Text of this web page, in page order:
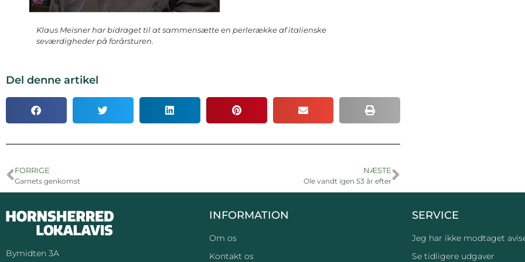
Klaus Meisner har bidraget til at sammensætte en perlerække af italienske
seværdigheder på forårsturen.
Del denne artikel
FORRIGE
Garnets genkomst
NÆSTE
Ole vandt igen 53 år efter
Bymidten 3A
INFORMATION
Om os
Kontakt os
SERVICE
Jeg har ikke modtaget
Se tidligere udgaver